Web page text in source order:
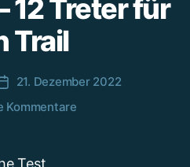
12 Treter für
Trail
Beitragsdatum
21. Dezember 2022
Kommentarezu